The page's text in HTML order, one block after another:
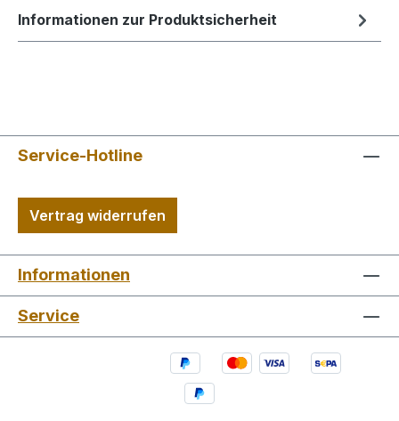
Informationen zur Produktsicherheit
Service-Hotline
Vertrag widerrufen
Informationen
Service